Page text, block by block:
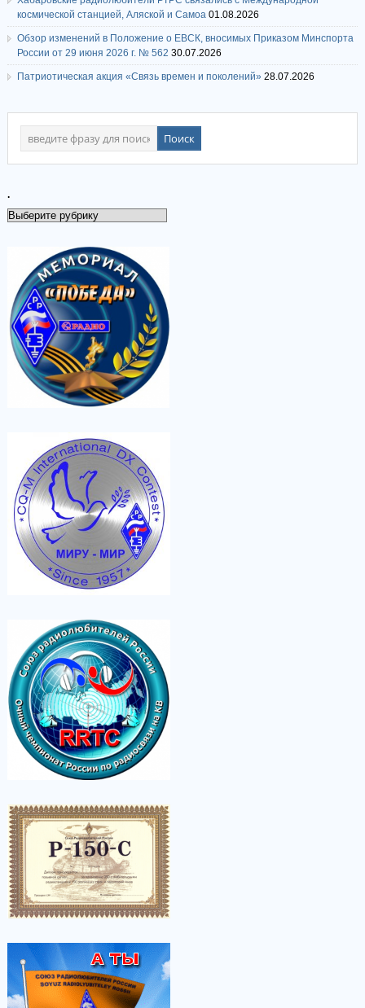
космической станцией, Аляской и Самоа 01.08.2026
Обзор изменений в Положение о ЕВСК, вносимых Приказом Минспорта
России от 29 июня 2026 г. № 562 30.07.2026
Патриотическая акция «Связь времен и поколений» 28.07.2026
.